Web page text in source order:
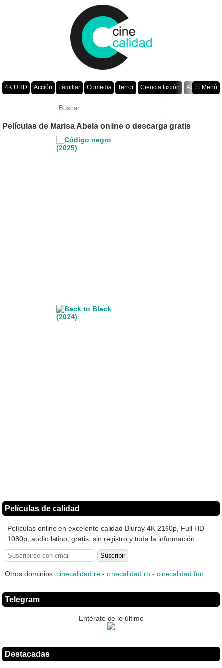
4K UHD Acción Familiar Comedia Terror Ciencia ficción
Aventura
Romance Fantasía Drama Animación Crimen
☰ Menú
Películas de Marisa Abela online o descarga gratis
Películas de calidad
Películas online en excelente calidad Bluray 4K 2160p, Full HD
1080p, audio latino, gratis, sin registro y toda la información.
Otros dominios: cinecalidad.re - cinecalidad.ro - cinecalidad.fun
Telegram
Entérate de lo último
Destacadas